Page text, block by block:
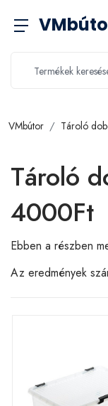
VMbútor Tároló
Tároló
4000Ft
Ebben a részben
Az eredmények